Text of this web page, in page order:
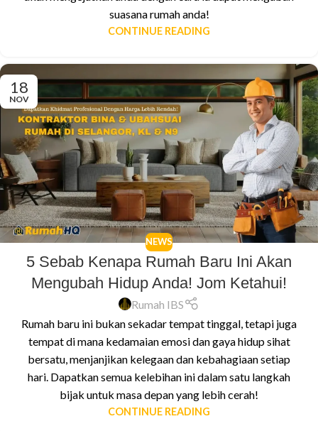
suasana rumah anda!
CONTINUE READING
18
NOV
NEWS
5 Sebab Kenapa Rumah Baru Ini Akan
Mengubah Hidup Anda! Jom Ketahui!
Rumah IBS
Rumah baru ini bukan sekadar tempat tinggal, tetapi juga
tempat di mana kedamaian emosi dan gaya hidup sihat
bersatu, menjanjikan kelegaan dan kebahagiaan setiap
hari. Dapatkan semua kelebihan ini dalam satu langkah
bijak untuk masa depan yang lebih cerah!
CONTINUE READING